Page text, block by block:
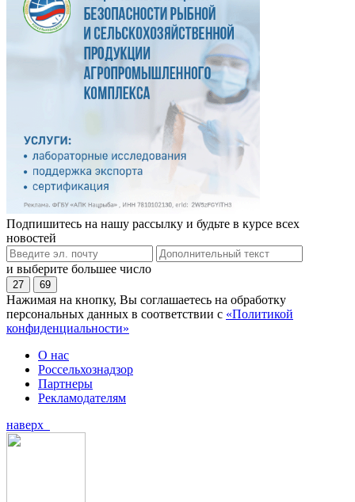
Подпишитесь на нашу рассылку и будьте в курсе всех
новостей
и выберите большее число
27 69
Нажимая на кнопку, Вы соглашаетесь на обработку
персональных данных в соответствии с «Политикой
конфиденциальности»
О нас
Россельхознадзор
Партнеры
Рекламодателям
наверх